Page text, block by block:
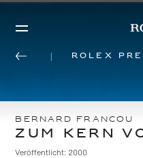
Rolex
BERNARD FRANCOU
ZUM KERN
Veröffentlicht: 2000